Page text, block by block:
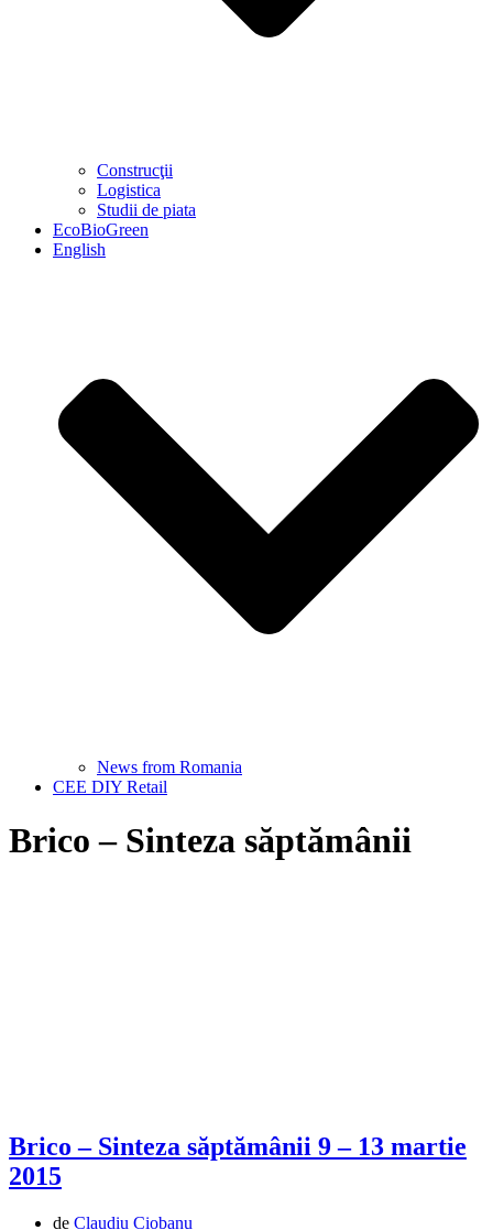
Construcţii
Logistica
Studii de piata
EcoBioGreen
English
News from Romania
CEE DIY Retail
Brico – Sinteza săptămânii
Brico – Sinteza săptămânii 9 – 13 martie
2015
de Claudiu Ciobanu